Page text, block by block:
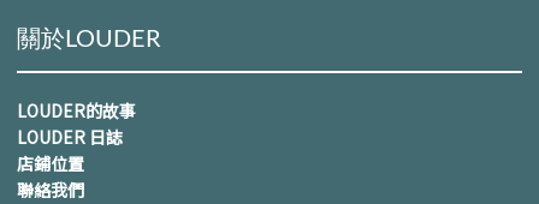
關於LOUDER
LOUDER的故事
LOUDER 日誌
店鋪位置
聯絡我們